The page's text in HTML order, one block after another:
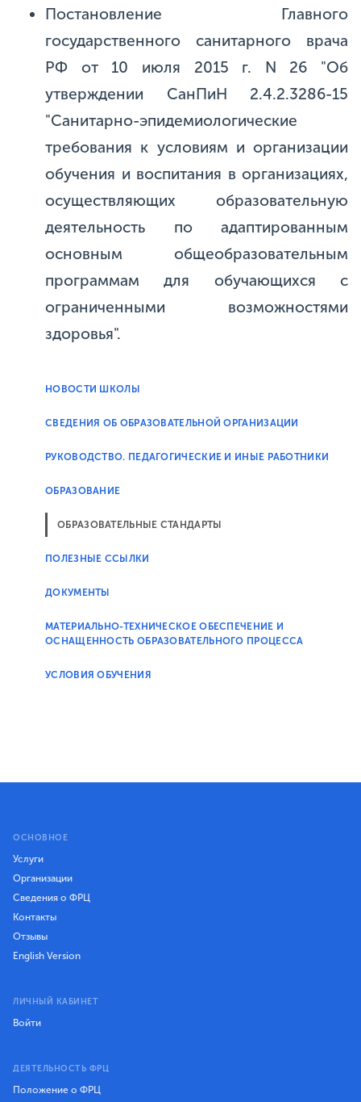
Постановление Главного
государственного санитарного врача
РФ от 10 июля 2015 г. N 26 "Об
утверждении СанПиН 2.4.2.3286-15
"Санитарно-эпидемиологические
требования к условиям и организации
обучения и воспитания в организациях,
осуществляющих образовательную
деятельность по адаптированным
основным общеобразовательным
программам для обучающихся с
ограниченными возможностями
здоровья".
НОВОСТИ ШКОЛЫ
CВЕДЕНИЯ ОБ ОБРАЗОВАТЕЛЬНОЙ ОРГАНИЗАЦИИ
РУКОВОДСТВО. ПЕДАГОГИЧЕСКИЕ И ИНЫЕ РАБОТНИКИ
ОБРАЗОВАНИЕ
ОБРАЗОВАТЕЛЬНЫЕ СТАНДАРТЫ
ПОЛЕЗНЫЕ ССЫЛКИ
ДОКУМЕНТЫ
МАТЕРИАЛЬНО-ТЕХНИЧЕСКОЕ ОБЕСПЕЧЕНИЕ И
ОСНАЩЕННОСТЬ ОБРАЗОВАТЕЛЬНОГО ПРОЦЕССА
УСЛОВИЯ ОБУЧЕНИЯ
ОСНОВНОЕ
Услуги
Организации
Сведения о ФРЦ
Контакты
Отзывы
English Version
ЛИЧНЫЙ КАБИНЕТ
Войти
ДЕЯТЕЛЬНОСТЬ ФРЦ
Положение о ФРЦ